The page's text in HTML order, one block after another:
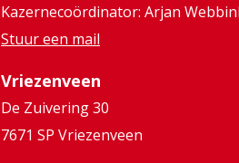
Kazernecoördinator: Arjan
Stuur een mail
Vriezenveen
De Zuivering 30
7671 SP Vriezenveen